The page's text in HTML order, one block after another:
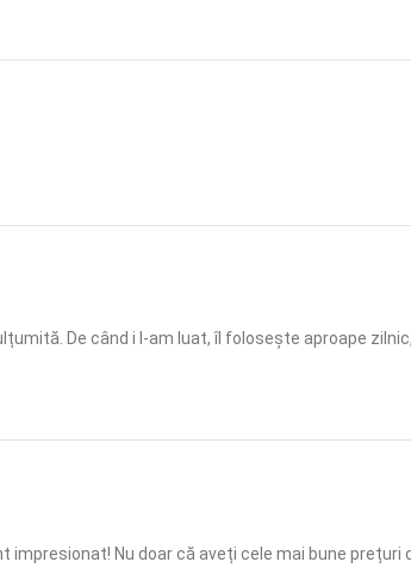
De când i l-am luat, îl folosește aproape
Nu doar că aveți cele mai bune